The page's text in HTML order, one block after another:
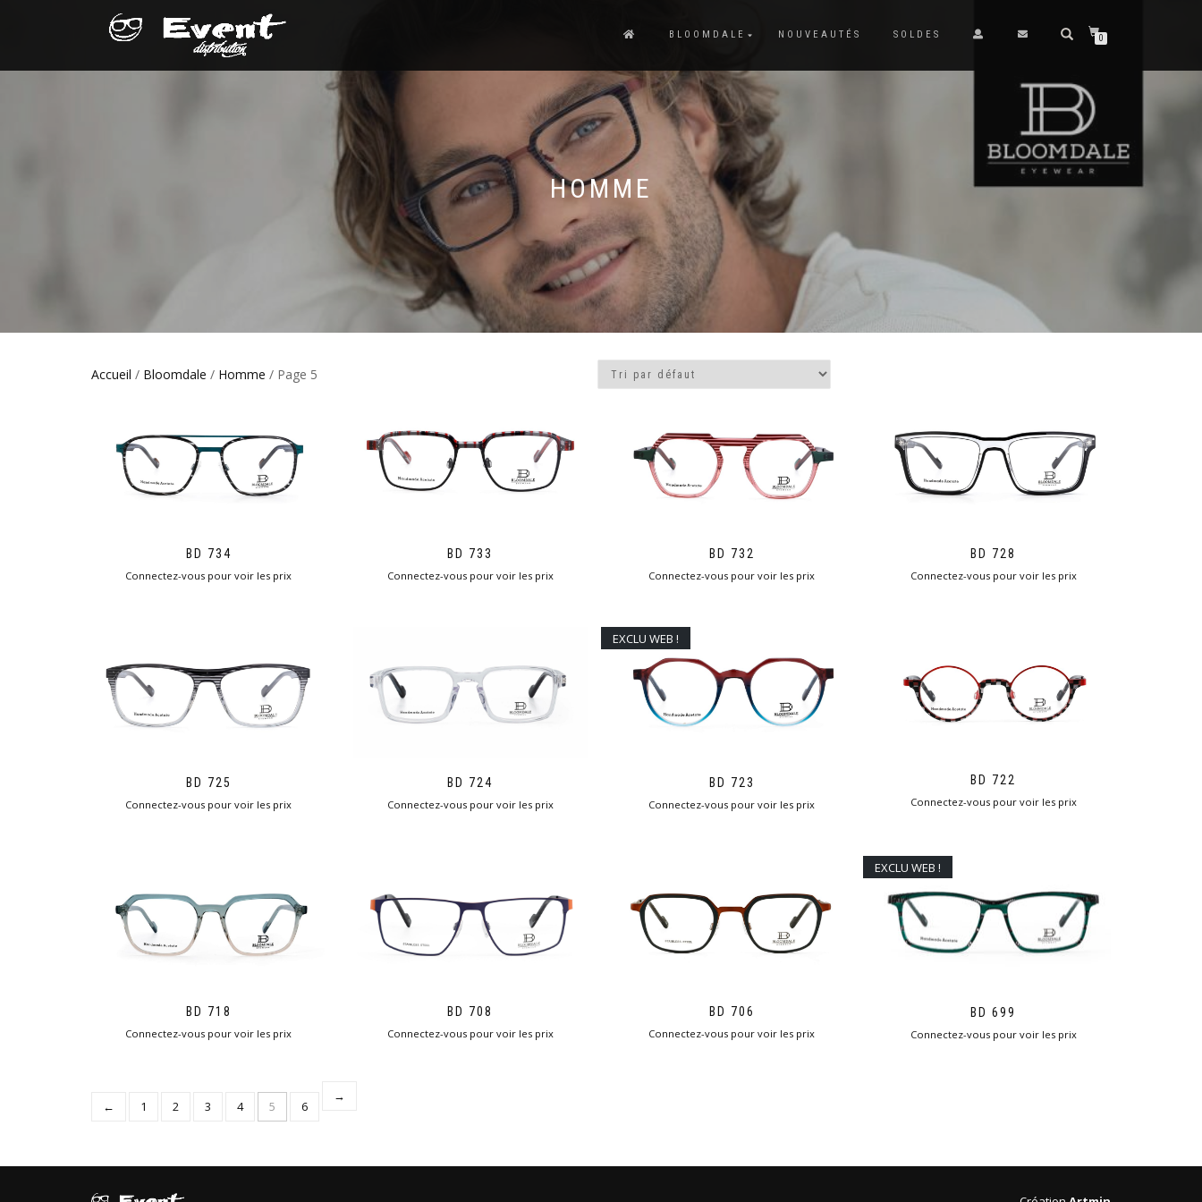
BLOOMDALE NOUVEAUTÉS SOLDES 0
HOMME
Accueil / Bloomdale / Homme / Page 5
BD 734
Connectez-vous pour voir les prix
BD 733
Connectez-vous pour voir les prix
BD 732
Connectez-vous pour voir les prix
BD 728
Connectez-vous pour voir les prix
BD 725
Connectez-vous pour voir les prix
BD 724
Connectez-vous pour voir les prix
EXCLU WEB !
BD 723
Connectez-vous pour voir les prix
BD 722
Connectez-vous pour voir les prix
BD 718
Connectez-vous pour voir les prix
BD 708
Connectez-vous pour voir les prix
BD 706
Connectez-vous pour voir les prix
EXCLU WEB !
BD 699
Connectez-vous pour voir les prix
← 1 2 3 4 5 6
→